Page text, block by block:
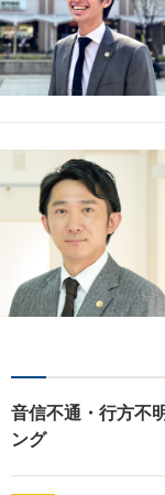
音信不通・行方不
ング